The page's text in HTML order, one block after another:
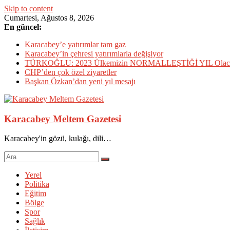
Skip to content
Cumartesi, Ağustos 8, 2026
En güncel:
Karacabey’e yatırımlar tam gaz
Karacabey’in çehresi yatırımlarla değişiyor
TÜRKOĞLU: 2023 Ülkemizin NORMALLEŞTİĞİ YIL
CHP’den çok özel ziyaretler
Başkan Özkan’dan yeni yıl mesajı
Karacabey Meltem Gazetesi
Karacabey'in gözü, kulağı, dili…
Yerel
Politika
Eğitim
Bölge
Spor
Sağlık